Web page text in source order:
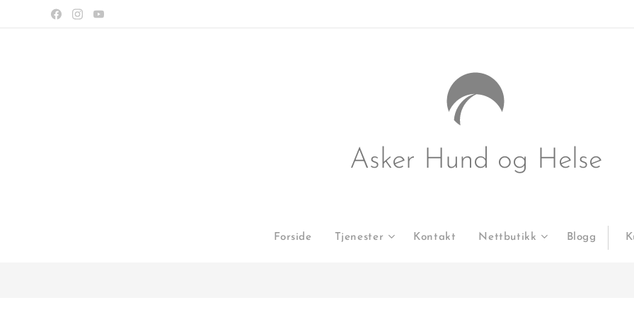
Asker Hund og Helse
Forside Tjenester Kontakt Nettbutikk Blogg